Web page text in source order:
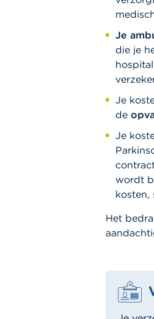
Je
die je
Je
de
Je
wordt
kosten,
Het